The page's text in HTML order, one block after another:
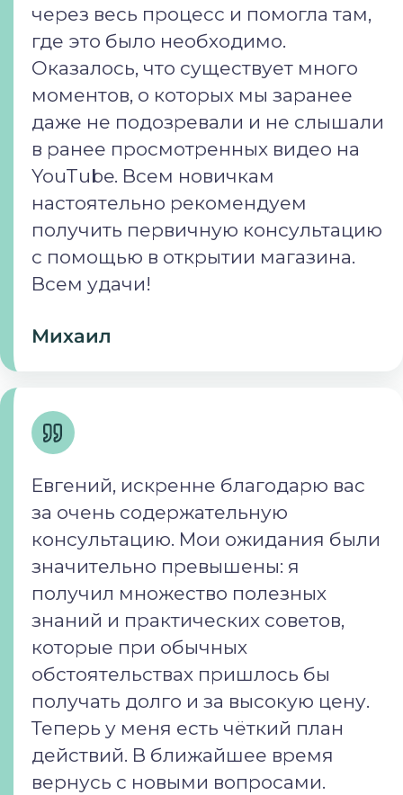
через весь процесс и помогла там,
где это было необходимо.
Оказалось, что существует много
моментов, о которых мы заранее
даже не подозревали и не слышали
в ранее просмотренных видео на
YouTube. Всем новичкам
настоятельно рекомендуем
получить первичную консультацию
с помощью в открытии магазина.
Всем удачи!
Михаил
Евгений, искренне благодарю вас
за очень содержательную
консультацию. Мои ожидания были
значительно превышены: я
получил множество полезных
знаний и практических советов,
которые при обычных
обстоятельствах пришлось бы
получать долго и за высокую цену.
Теперь у меня есть чёткий план
действий. В ближайшее время
вернусь с новыми вопросами.